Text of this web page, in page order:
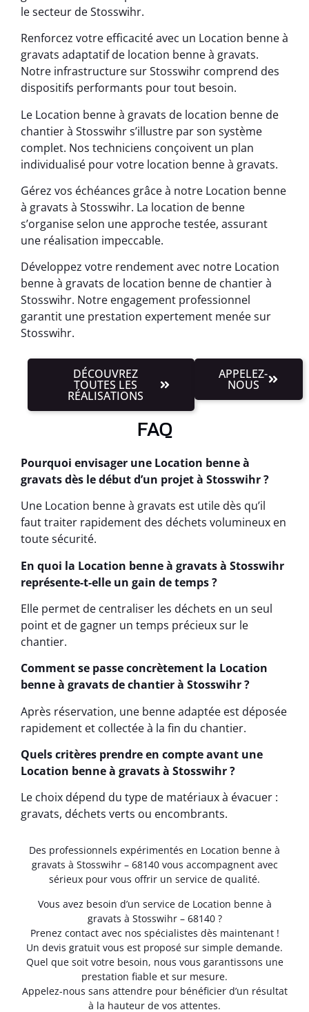
le secteur de Stosswihr.
Renforcez votre efficacité avec un Location benne à
gravats adaptatif de location benne à gravats.
Notre infrastructure sur Stosswihr comprend des
dispositifs performants pour tout besoin.
Le Location benne à gravats de location benne de
chantier à Stosswihr s’illustre par son système
complet. Nos techniciens conçoivent un plan
individualisé pour votre location benne à gravats.
Gérez vos échéances grâce à notre Location benne
à gravats à Stosswihr. La location de benne
s’organise selon une approche testée, assurant
une réalisation impeccable.
Développez votre rendement avec notre Location
benne à gravats de location benne de chantier à
Stosswihr. Notre engagement professionnel
garantit une prestation expertement menée sur
Stosswihr.
DÉCOUVREZ
TOUTES LES
RÉALISATIONS
APPELEZ-
NOUS
FAQ
Pourquoi envisager une Location benne à
gravats dès le début d’un projet à Stosswihr ?
Une Location benne à gravats est utile dès qu’il
faut traiter rapidement des déchets volumineux en
toute sécurité.
En quoi la Location benne à gravats à Stosswihr
représente-t-elle un gain de temps ?
Elle permet de centraliser les déchets en un seul
point et de gagner un temps précieux sur le
chantier.
Comment se passe concrètement la Location
benne à gravats de chantier à Stosswihr ?
Après réservation, une benne adaptée est déposée
rapidement et collectée à la fin du chantier.
Quels critères prendre en compte avant une
Location benne à gravats à Stosswihr ?
Le choix dépend du type de matériaux à évacuer :
gravats, déchets verts ou encombrants.
Des professionnels expérimentés en Location benne à
gravats à Stosswihr – 68140 vous accompagnent avec
sérieux pour vous offrir un service de qualité.
Vous avez besoin d’un service de Location benne à
gravats à Stosswihr – 68140 ?
Prenez contact avec nos spécialistes dès maintenant !
Un devis gratuit vous est proposé sur simple demande.
Quel que soit votre besoin, nous vous garantissons une
prestation fiable et sur mesure.
Appelez-nous sans attendre pour bénéficier d’un résultat
à la hauteur de vos attentes.